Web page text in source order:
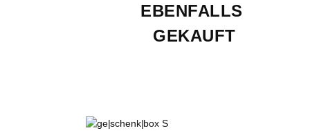
EBENFALLS
GEKAUFT